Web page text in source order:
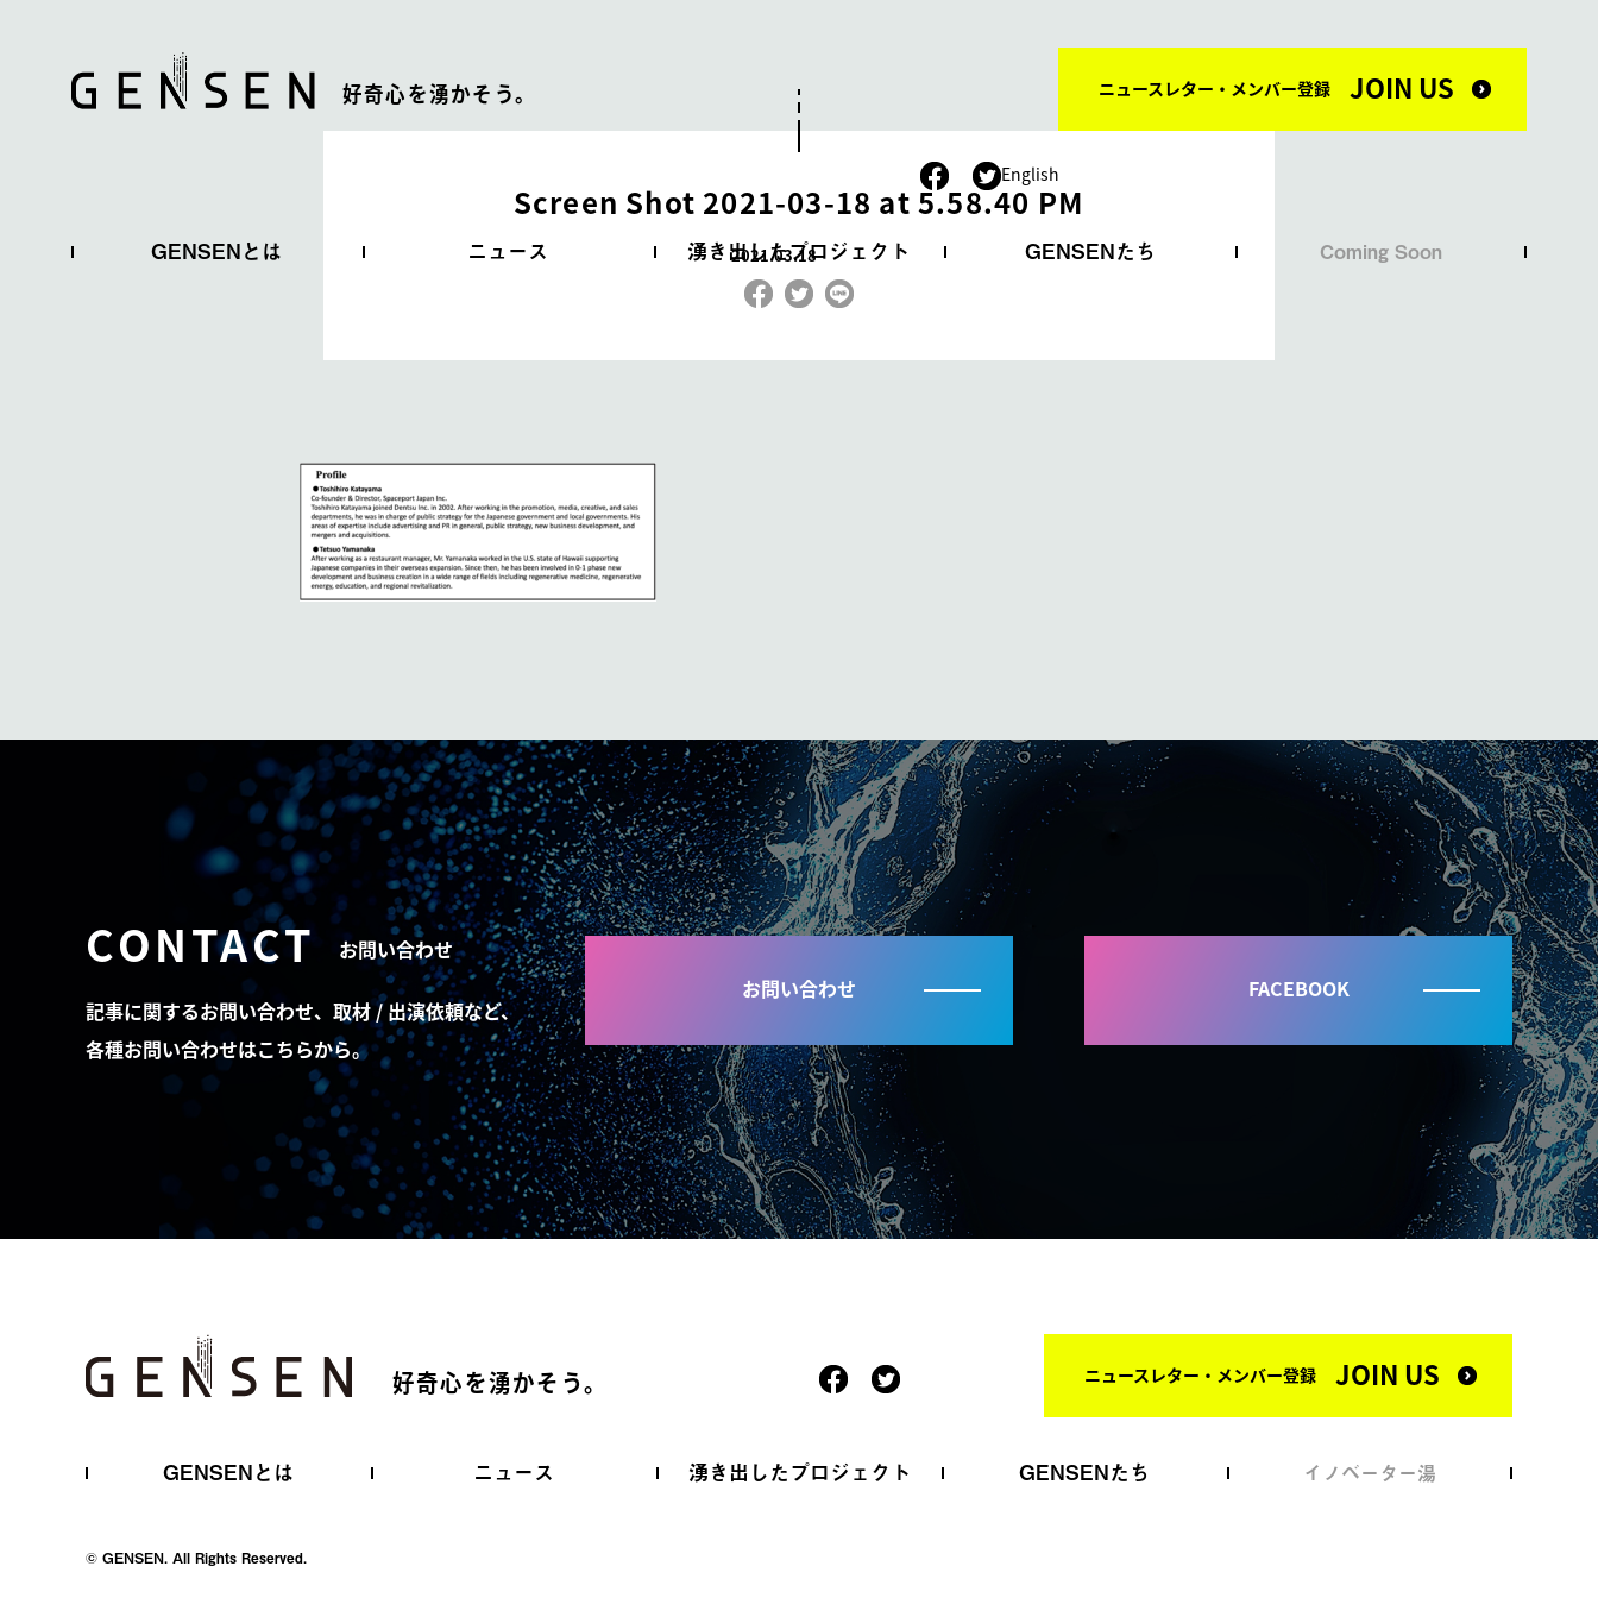
好奇心を湧かそう。 ニュースレター・メンバー登録 JOIN US
English
GENSENとは ニュース 湧き出したプロジェクト GENSENたち Coming Soon
Screen Shot 2021-03-18 at 5.58.40 PM
2021.03.18
CONTACT お問い合わせ
記事に関するお問い合わせ、取材 / 出演依頼など、
各種お問い合わせはこちらから。
お問い合わせ FACEBOOK
好奇心を湧かそう。 ニュースレター・メンバー登録 JOIN US
GENSENとは ニュース 湧き出したプロジェクト GENSENたち イノベーター湯
© GENSEN. All Rights Reserved.